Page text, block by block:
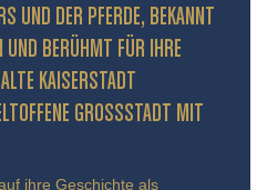
DER PFERDE, BEKANNT D
BERÜHMT FÜR IHRE PR
KAISERSTADT PR
GROSSSTADT MIT HIS
ihre Geschichte als